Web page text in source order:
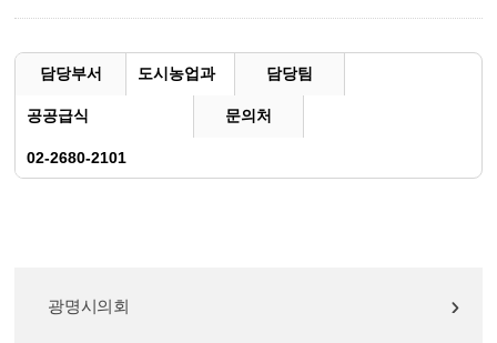
담당부서 도시농업과 담당팀
공공급식 문의처
02-2680-2101
광명시의회